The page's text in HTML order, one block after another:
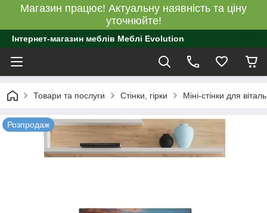
Магазин працює! Актуальну наявність та ціну
уточнюйте!
Інтернет-магазин меблів Меблі Evolution
Товари та послуги Стінки, гірки Міні-стінки для
Розпродаж